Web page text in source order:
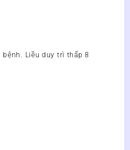
Liều duy trì thấp 8